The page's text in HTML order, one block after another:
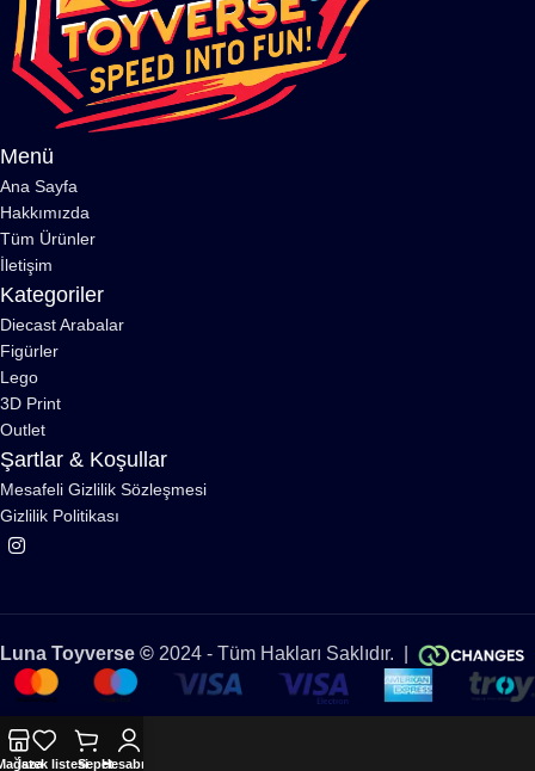
Menü
Ana Sayfa
Hakkımızda
Tüm Ürünler
İletişim
Kategoriler
Diecast Arabalar
Figürler
Lego
3D Print
Outlet
Şartlar & Koşullar
Mesafeli Gizlilik Sözleşmesi
Gizlilik Politikası
Luna Toyverse © 2024 - Tüm Hakları Saklıdır. |
İstek listesiSepetHesabım